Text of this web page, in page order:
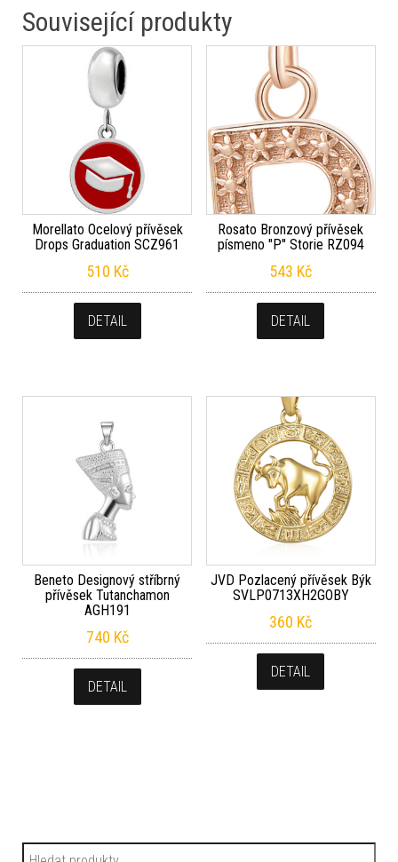
Související produkty
Morellato Ocelový přívěsek
Drops Graduation SCZ961
510 Kč
DETAIL
Rosato Bronzový přívěsek
písmeno "P" Storie RZ094
543 Kč
DETAIL
Beneto Designový stříbrný
přívěsek Tutanchamon
AGH191
740 Kč
DETAIL
JVD Pozlacený přívěsek Býk
SVLP0713XH2GOBY
360 Kč
DETAIL
Hledat: